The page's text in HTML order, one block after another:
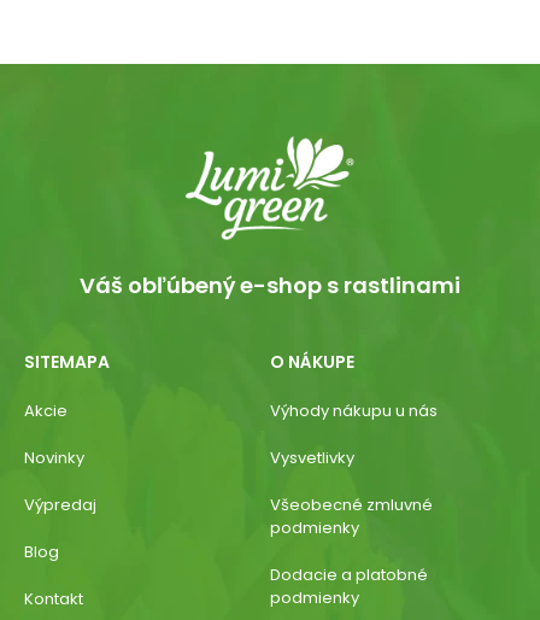
Váš obľúbený e-shop s rastlinami
SITEMAPA
Akcie
Novinky
Výpredaj
Blog
Kontakt
O NÁKUPE
Výhody nákupu u nás
Vysvetlivky
Všeobecné zmluvné
podmienky
Dodacie a platobné
podmienky